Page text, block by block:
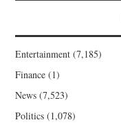
Entertainment (7,185)
Finance (1)
News (7,523)
Politics (1,078)